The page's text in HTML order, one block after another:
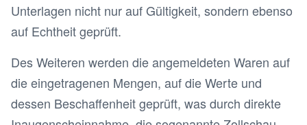
Unterlagen nicht nur auf Gültigkeit, sondern ebenso
auf Echtheit geprüft.
Des Weiteren werden die angemeldeten Waren auf
die eingetragenen Mengen, auf die Werte und
dessen Beschaffenheit geprüft, was durch direkte